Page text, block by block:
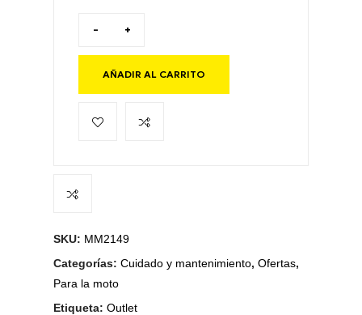
- +
AÑADIR AL CARRITO
SKU: MM2149
Categorías: Cuidado y mantenimiento, Ofertas,
Para la moto
Etiqueta: Outlet